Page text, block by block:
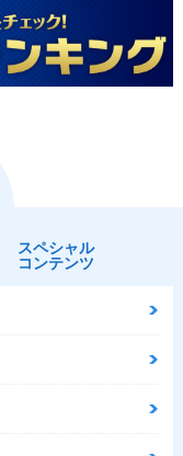
スペシャル
コンテンツ